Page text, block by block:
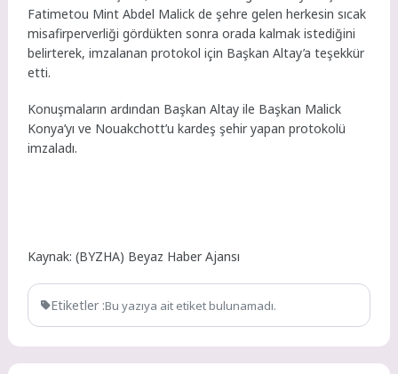
Fatimetou Mint Abdel Malick de şehre gelen herkesin sıcak
misafirperverliği gördükten sonra orada kalmak istediğini
belirterek, imzalanan protokol için Başkan Altay’a teşekkür
etti.
Konuşmaların ardından Başkan Altay ile Başkan Malick
Konya’yı ve Nouakchott’u kardeş şehir yapan protokolü
imzaladı.
Kaynak: (BYZHA) Beyaz Haber Ajansı
Etiketler :Bu yazıya ait etiket bulunamadı.